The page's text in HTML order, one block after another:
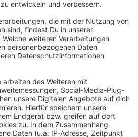
15 Euro. Die Zahl der Plätze
die AWO Fluthilfe Gemünd,
02444 / 914 88 56, E-Mail:
bm-eu.net